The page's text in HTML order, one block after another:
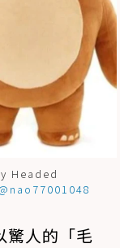
Headed
驚人的「毛